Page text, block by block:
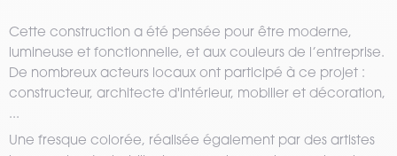
Cette construction a été pensée pour être moderne,
lumineuse et fonctionnelle, et aux couleurs de l’entreprise.
De nombreux acteurs locaux ont participé à ce projet :
constructeur, architecte d'intérieur, mobilier et décoration,
...
Une fresque colorée, réalisée également par des artistes